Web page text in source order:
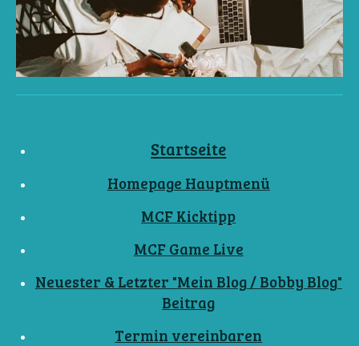
Startseite
Homepage Hauptmenü
MCF Kicktipp
MCF Game Live
Neuester & Letzter "Mein Blog / Bobby Blog"
Beitrag
Termin vereinbaren